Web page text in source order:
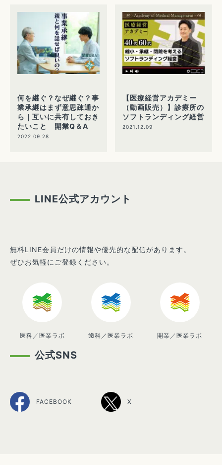
何を継ぐ？なぜ継ぐ？事
業承継はまず意思疎通か
ら｜互いに共有しておき
たいこと 開業Q＆A
2022.09.28
【医療経営アカデミー
（動画販売）】診療所の
ソフトランディング経営
2021.12.09
LINE公式アカウント
無料LINE会員だけの情報や優先的な配信があります。
ぜひお気軽にご登録ください。
医科／医業ラボ 歯科／医業ラボ 開業／医業ラボ
公式SNS
FACEBOOK X